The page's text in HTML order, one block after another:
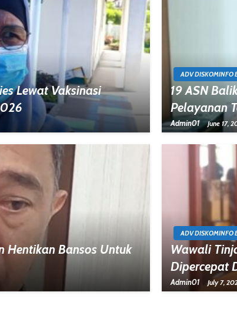
Lewat Vaksinasi
ADV DISKOMINFO
19 ASN
Pelayanan
Admin01 June 17,
Hentikan Bansos Untuk
ADV DISKOMINFO
Wawali
Dipercepat
Admin01 July 7,